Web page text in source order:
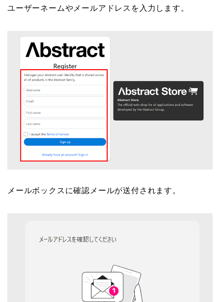
ユーザーネームやメールアドレスを入力します。
メールボックスに確認メールが送付されます。